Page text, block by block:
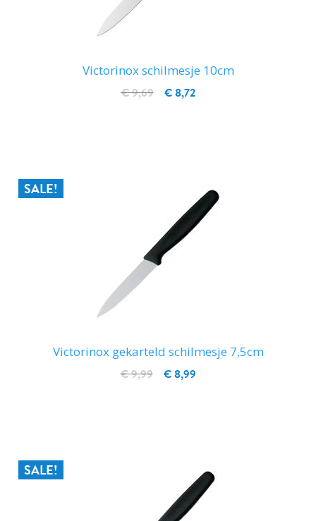
Victorinox schilmesje 10cm
€ 8,72
€ 9,69
SALE!
Victorinox gekarteld schilmesje 7,5cm
€ 8,99
€ 9,99
SALE!